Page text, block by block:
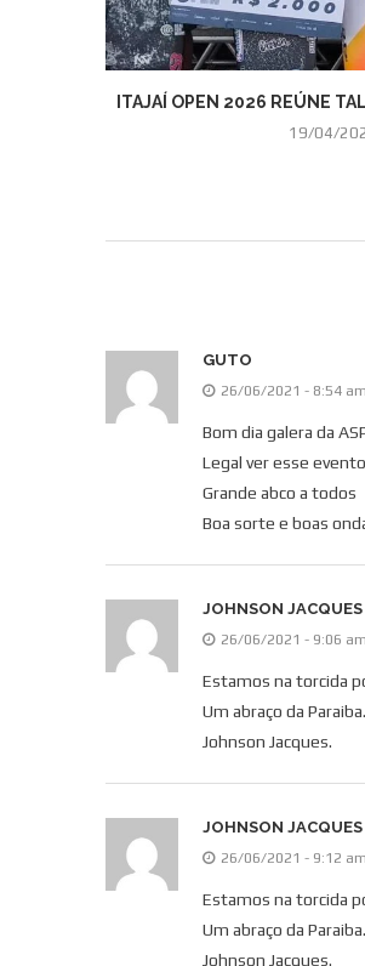
ITAJAÍ OPEN 2026 REÚNE
19/04/
GUTO
26/06/2021 - 8:54 am
Bom dia galera da
Legal ver esse
Grande abco a todos
Boa sorte e boas
JOHNSON JACQUES
26/06/2021 - 9:06 am
Estamos na torcida
Um abraço da Paraiba.
Johnson Jacques.
JOHNSON JACQUES
26/06/2021 - 9:12 am
Estamos na torcida
Um abraço da Paraiba.
Johnson Jacques.